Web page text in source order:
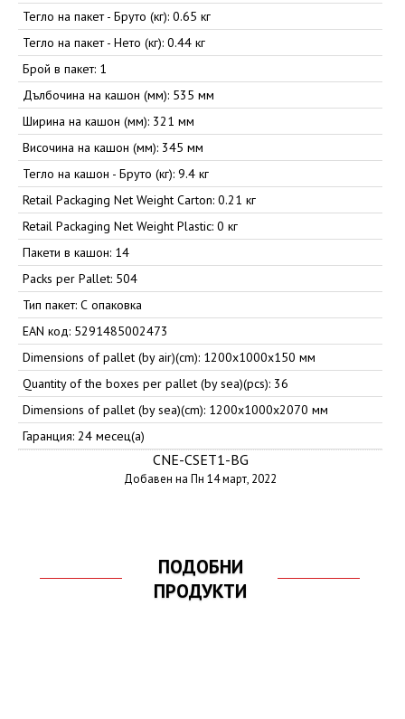
Тегло на пакет - Бруто (кг): 0.65 кг
Тегло на пакет - Нето (кг): 0.44 кг
Брой в пакет: 1
Дълбочина на кашон (мм): 535 мм
Ширина на кашон (мм): 321 мм
Височина на кашон (мм): 345 мм
Тегло на кашон - Бруто (кг): 9.4 кг
Retail Packaging Net Weight Carton: 0.21 кг
Retail Packaging Net Weight Plastic: 0 кг
Пакети в кашон: 14
Packs per Pallet: 504
Тип пакет: С опаковка
EAN код: 5291485002473
Dimensions of pallet (by air)(cm): 1200x1000x150 мм
Quantity of the boxes per pallet (by sea)(pcs): 36
Dimensions of pallet (by sea)(cm): 1200x1000x2070 мм
Гаранция: 24 месец(а)
CNE-CSET1-BG
Добавен на Пн 14 март, 2022
ПОДОБНИ
ПРОДУКТИ